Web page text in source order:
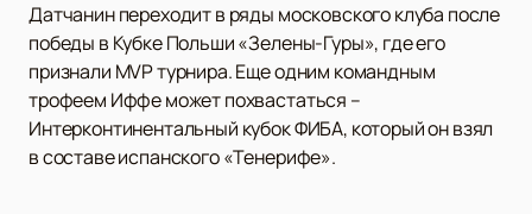
Датчанин переходит в ряды московского клуба после
победы в Кубке Польши «Зелены-Гуры», где его
признали MVP турнира. Еще одним командным
трофеем Иффе может похвастаться –
Интерконтинентальный кубок ФИБА, который он взял
в составе испанского «Тенерифе».